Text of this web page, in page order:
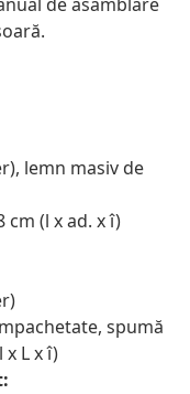
lemn masiv de
cm (l x ad. x î)
spumă
x L x î)